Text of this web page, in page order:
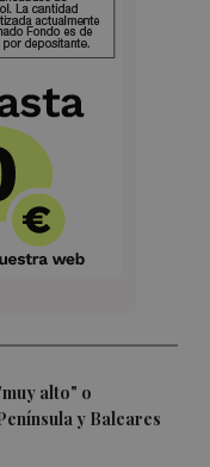
alto" o
y Baleares